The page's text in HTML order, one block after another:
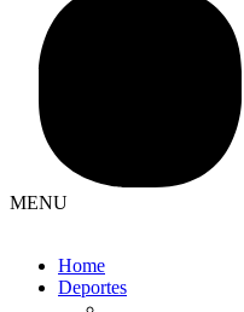
MENU
Home
Deportes